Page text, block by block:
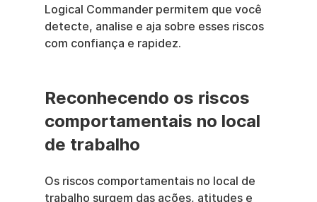
Logical Commander permitem que você
detecte, analise e aja sobre esses riscos
com confiança e rapidez.
Reconhecendo os riscos
comportamentais no local
de trabalho
Os riscos comportamentais no local de
trabalho surgem das ações, atitudes e